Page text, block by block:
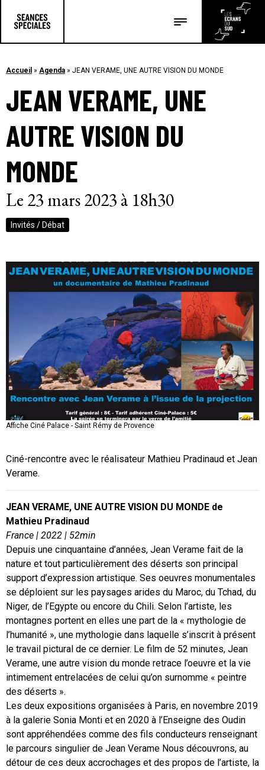
Les articles
Accueil » Agenda » JEAN VERAME, UNE AUTRE VISION DU MONDE
JEAN VERAME, UNE
AUTRE VISION DU
MONDE
Le 23 mars 2023 à 18h30
Invités / Débat
Affiche Ciné Palace - Saint Rémy de Provence
Ciné-rencontre avec le réalisateur Mathieu Pradinaud et Jean
Verame.
JEAN VERAME, UNE AUTRE VISION DU MONDE de
Mathieu Pradinaud
France | 2022 | 52min
Depuis une cinquantaine d’années, Jean Verame fait de la
nature et tout particulièrement des déserts son principal
support d’expression artistique. Ses oeuvres monumentales
se déploient sur les paysages arides du Maroc, du Tchad, du
Niger, de l’Egypte ou encore du Chili. Selon l’artiste, les
montagnes portent en elles une part de la « mythologie de
l’humanité », une mythologie dans laquelle s’inscrit à présent
le travail pictural de ce dernier. Le film de 52 minutes, Jean
Verame, une autre vision du monde retrace l’oeuvre et la vie
intimement entrelacées de celui qu’on surnomme « peintre
des déserts ».
Les deux expositions organisées à Paris, en novembre 2019
à la galerie Sonia Monti et en 2020 à l’Enseigne des Oudin
sont appréhendées comme des fils conducteurs renseignant
le parcours singulier de Jean Verame Nous découvrons, au
détour de ces deux accrochages et des propos de l’artiste, la